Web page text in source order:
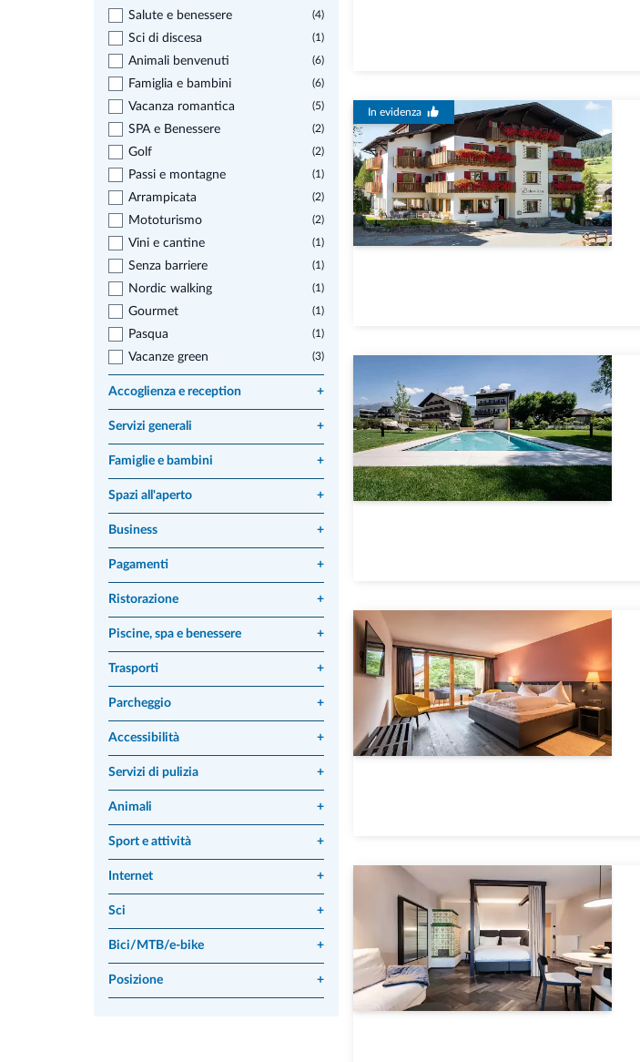
Salute e benessere (4)
Sci di discesa (1)
Animali benvenuti (6)
Famiglia e bambini (6)
Vacanza romantica (5)
SPA e Benessere (2)
Golf (2)
Passi e montagne (1)
Arrampicata (2)
Mototurismo (2)
Vini e cantine (1)
Senza barriere (1)
Nordic walking (1)
Gourmet (1)
Pasqua (1)
Vacanze green (3)
Accoglienza e reception +
Servizi generali +
Famiglie e bambini +
Spazi all'aperto +
Business +
Pagamenti +
Ristorazione +
Piscine, spa e benessere +
Trasporti +
Parcheggio +
Accessibilità +
Servizi di pulizia +
Animali +
Sport e attività +
Internet +
Sci +
Bici/MTB/e-bike +
Posizione +
In evidenza